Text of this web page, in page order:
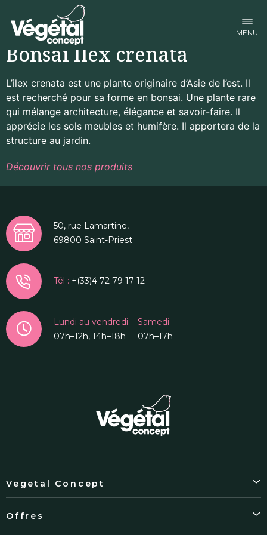
Bonsaï Ilex crenata
L’ilex crenata est une plante originaire d’Asie de l’est. Il
est recherché pour sa forme en bonsai. Une plante rare
qui mélange architecture, élégance et savoir-faire. Il
apprécie les sols meubles et humifère. Il apportera de la
structure au jardin.
Découvrir tous nos produits
50, rue Lamartine,
69800 Saint-Priest
Tél : +(33)4 72 79 17 12
Lundi au vendredi
07h–12h, 14h–18h
Samedi
07h–17h
Vegetal Concept
Offres